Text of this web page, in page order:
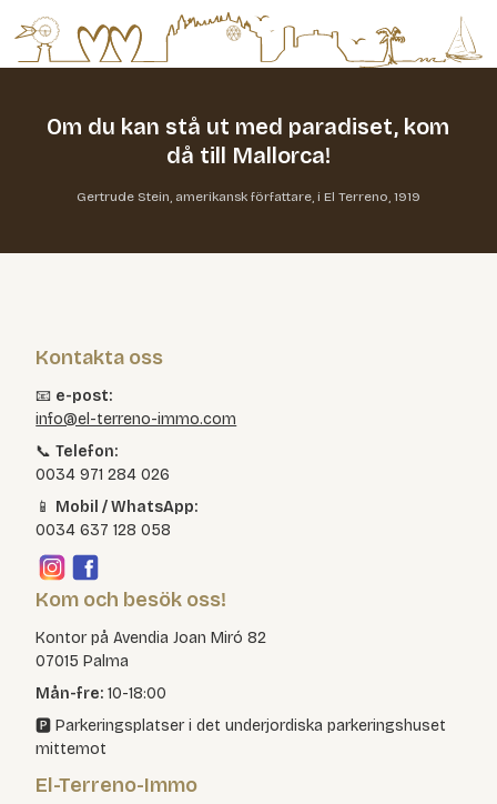
Om du kan stå ut med paradiset, kom
då till Mallorca!
Gertrude Stein, amerikansk författare, i El Terreno, 1919
Kontakta oss
📧 e-post:
info@el-terreno-immo.com
📞Telefon:
0034 971 284 026
📱 Mobil / WhatsApp:
0034 637 128 058
Kom och besök oss!
Kontor på Avendia Joan Miró 82
07015 Palma
Mån-fre: 10-18:00
🅿️ Parkeringsplatser i det underjordiska parkeringshuset
mittemot
El-Terreno-Immo